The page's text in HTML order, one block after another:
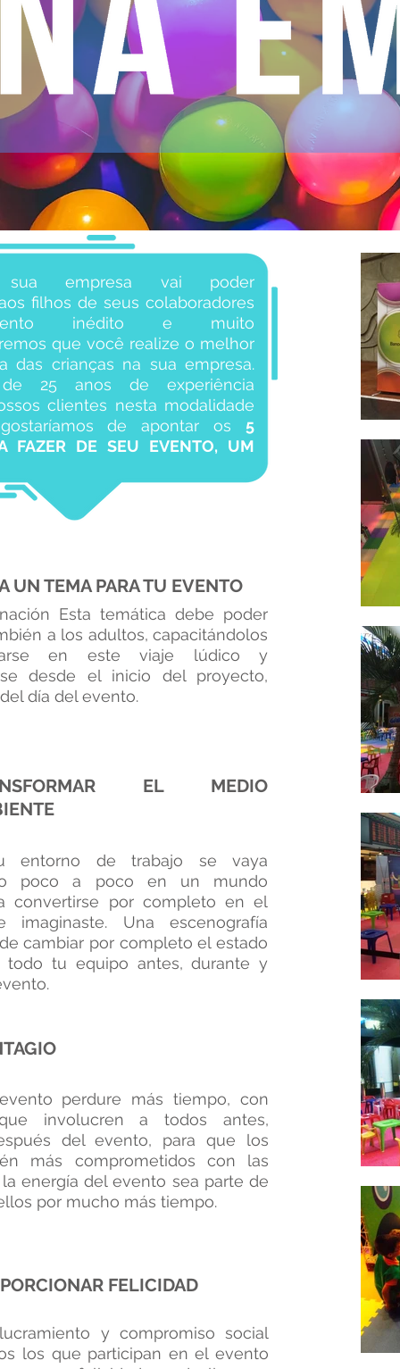
sua empresa vai poder
filhos de seus colaboradores
inédito e muito
que você realize o melhor
das crianças na sua empresa.
25 anos de experiência
clientes nesta modalidade
de apontar os 5
FAZER DE SEU EVENTO, UM
UN TEMA PARA TU EVENTO
EL MEDIO
FELICIDAD
Esta temática debe poder
a los adultos, capacitándolos
en este viaje lúdico y
desde el inicio del proyecto,
día del evento.
entorno de trabajo se vaya
poco a poco en un mundo
convertirse por completo en el
imaginaste. Una escenografía
cambiar por completo el estado
tu equipo antes, durante y
perdure más tiempo, con
involucren a todos antes,
del evento, para que los
más comprometidos con las
energía del evento sea parte de
por mucho más tiempo.
y compromiso social
los que participan en el evento